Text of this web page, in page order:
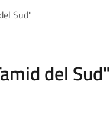
Sud"
del Sud"